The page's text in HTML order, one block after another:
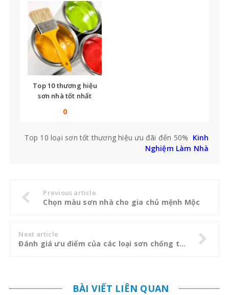
Top 10 thương hiệu
sơn nhà tốt nhất
0
Top 10 loại sơn tốt thương hiệu ưu đãi đến 50% Kinh
Nghiệm Làm Nhà
Previous article
Chọn màu sơn nhà cho gia chủ mệnh Mộc
Next article
Đánh giá ưu điểm của các loại sơn chống thấm
BÀI VIẾT LIÊN QUAN